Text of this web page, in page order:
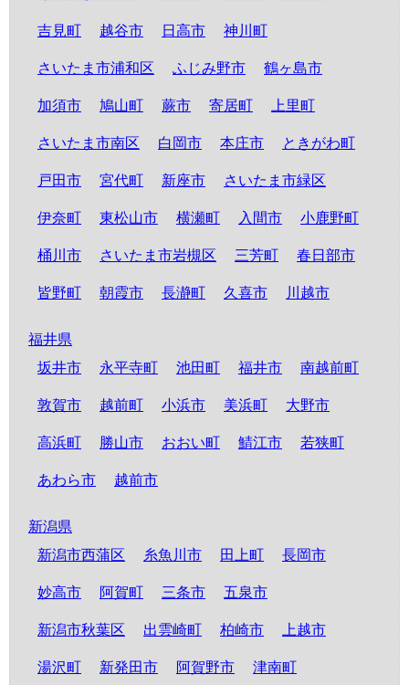
吉見町 越谷市 日高市 神川町
さいたま市浦和区 ふじみ野市 鶴ヶ島市
加須市 鳩山町 蕨市 寄居町 上里町
さいたま市南区 白岡市 本庄市 ときがわ町
戸田市 宮代町 新座市 さいたま市緑区
伊奈町 東松山市 横瀬町 入間市 小鹿野町
桶川市 さいたま市岩槻区 三芳町 春日部市
皆野町 朝霞市 長瀞町 久喜市 川越市
福井県
坂井市
永平寺町 池田町 福井市 南越前町
敦賀市 越前町 小浜市 美浜町 大野市
高浜町 勝山市 おおい町 鯖江市 若狭町
あわら市 越前市
新潟県
新潟市西蒲区
糸魚川市 田上町 長岡市
妙高市 阿賀町 三条市 五泉市
新潟市秋葉区 出雲崎町 柏崎市 上越市
湯沢町 新発田市 阿賀野市 津南町